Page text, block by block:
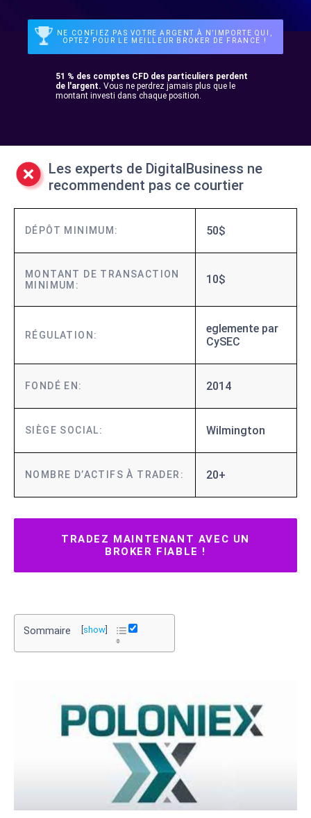
NE CONFIEZ PAS VOTRE ARGENT À N’IMPORTE QUI,
OPTEZ POUR LE MEILLEUR BROKER DE FRANCE !
51 % des comptes CFD des particuliers perdent
de l'argent. Vous ne perdrez jamais plus que le
montant investi dans chaque position.
Les experts de DigitalBusiness ne
recommendent pas ce courtier
DÉPÔT MINIMUM: 50$
MONTANT DE TRANSACTION
MINIMUM:
10$
RÉGULATION:
eglemente par
CySEC
FONDÉ EN: 2014
SIÈGE SOCIAL: Wilmington
NOMBRE D’ACTIFS À TRADER: 20+
TRADEZ MAINTENANT AVEC UN
BROKER FIABLE !
Sommaire show